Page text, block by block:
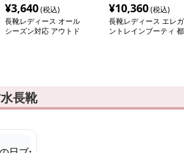
¥3,640(税込)
長靴レディース オール
シーズン対応 アウトド
¥10,360(税込)
長靴レディース エレガ
ントレインブーティ 都
長靴